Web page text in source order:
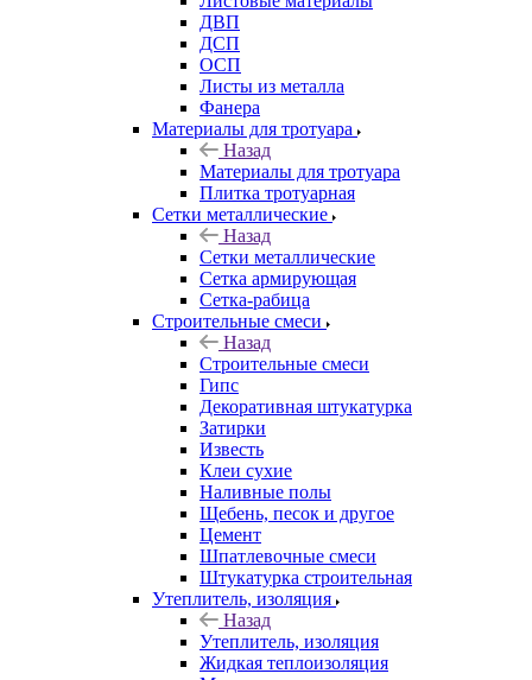
ДВП
ДСП
ОСП
Листы из металла
Фанера
Материалы для тротуара
Назад
Материалы для тротуара
Плитка тротуарная
Сетки металлические
Назад
Сетки металлические
Сетка армирующая
Сетка-рабица
Строительные смеси
Назад
Строительные смеси
Гипс
Декоративная штукатурка
Затирки
Известь
Клеи сухие
Наливные полы
Щебень, песок и другое
Цемент
Шпатлевочные смеси
Штукатурка строительная
Утеплитель, изоляция
Назад
Утеплитель, изоляция
Жидкая теплоизоляция